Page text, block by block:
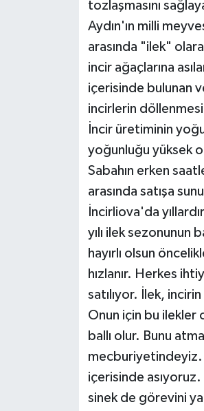
tozlaşmasını
Aydın'ın milli
arasında "ilek"
incir ağaçlarına
içerisinde bulunan
incirlerin
İncir üretiminin
yoğunluğu yüksek
Sabahın erken
arasında satışa
İncirliova'da
yılı ilek sezonunun
hayırlı olsun
hızlanır. Herkes
satılıyor. İlek,
Onun için bu ilekler
ballı olur. Bunu
mecburiyetindeyiz.
içerisinde
sinek de görevini